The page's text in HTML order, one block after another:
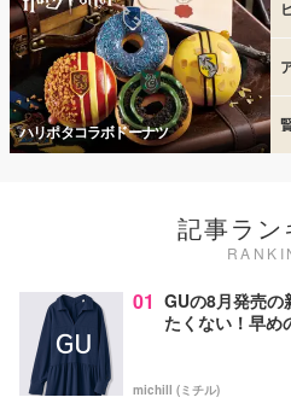
ハリポタコラボドーナツ
記事ラン
01 GUの8月発売の
たくない！早め
michill (ミチル)